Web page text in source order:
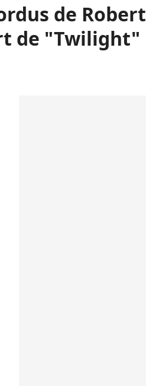
de Robert
de "Twilight"